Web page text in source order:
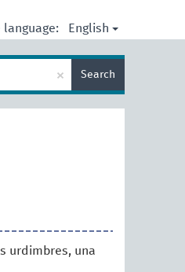
language: English
× Search
urdimbres, una